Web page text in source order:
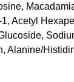
Acetyl
Alanine/